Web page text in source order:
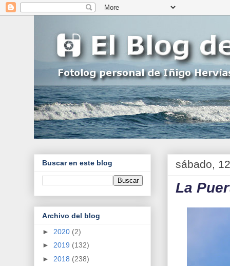
sábado,
La
Buscar en este blog
Archivo del blog
► 2020 (2)
► 2019 (132)
► 2018 (238)